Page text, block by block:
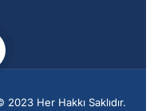
Her Hakkı Saklıdır.